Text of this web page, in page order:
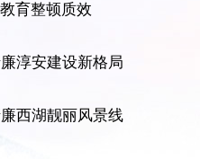
育整顿质效
淳安建设新格局
西湖靓丽风景线